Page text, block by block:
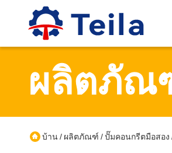
ผลิตภัณ
บ้าน/ ผลิตภัณฑ์ /ปั๊มคอนกรีตมือสอง